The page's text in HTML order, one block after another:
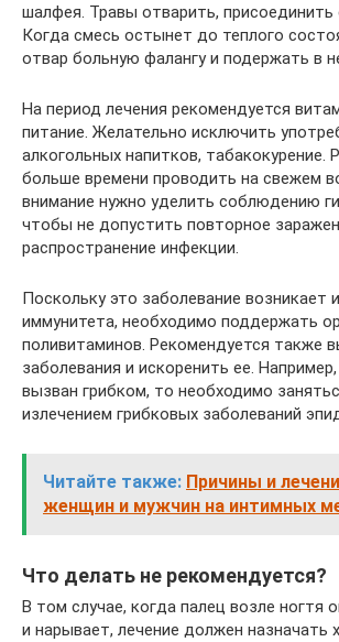
шалфея. Травы отварить, присоединить
Когда смесь остынет до теплого
отвар больную фалангу и подержать в
На период лечения рекомендуется
питание. Желательно исключить
алкогольных напитков, табакокурение.
больше времени проводить на свежем
внимание нужно уделить соблюдению
чтобы не допустить повторное
распространение инфекции.
Поскольку это заболевание возникает
иммунитета, необходимо поддержать
поливитаминов. Рекомендуется также
заболевания и искоренить ее.
вызван грибком, то необходимо
излечением грибковых заболеваний
Читайте также: Причины и
женщин и мужчин на интимных
Что делать не рекомендуется?
В том случае, когда палец возле ногтя
и нарывает, лечение должен назначать